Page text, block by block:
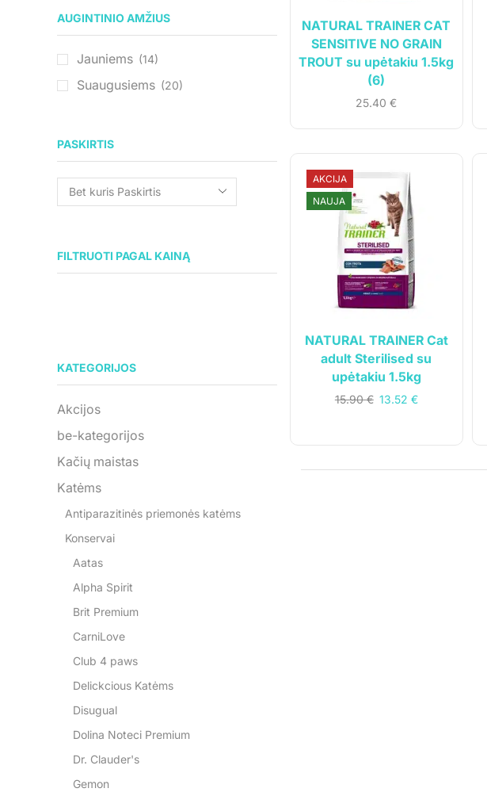
NATURAL TRAINER CAT
SENSITIVE NO GRAIN
TROUT su upėtakiu 1.5kg
(6)
25.40€
AKCIJA
NAUJA
NATURAL TRAINER Cat
adult Sterilised su
upėtakiu 1.5kg
15.90€ 13.52 €
AUGINTINIO AMŽIUS
Jauniems (14)
Suaugusiems (20)
PASKIRTIS
FILTRUOTI PAGAL KAINĄ
KATEGORIJOS
Akcijos
be-kategorijos
Kačių maistas
Katėms
Antiparazitinės priemonės katėms
Konservai
Aatas
Alpha Spirit
Brit Premium
CarniLove
Club 4 paws
Delickcious Katėms
Disugual
Dolina Noteci Premium
Dr. Clauder's
Gemon